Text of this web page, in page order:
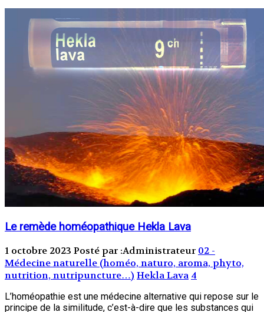
Le remède homéopathique Hekla Lava
1 octobre 2023 Posté par :Administrateur 02 -
Médecine naturelle (homéo, naturo, aroma, phyto,
nutrition, nutripuncture…) Hekla Lava 4
L’homéopathie est une médecine alternative qui repose sur le
principe de la similitude, c’est-à-dire que les substances qui